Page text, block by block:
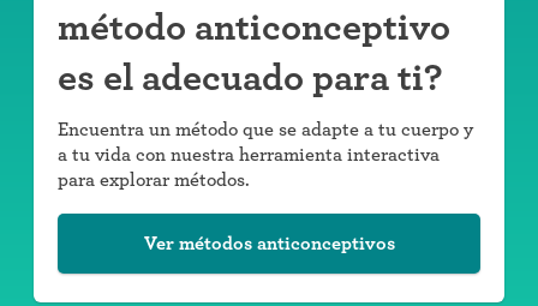
método anticonceptivo
es el adecuado para ti?
Encuentra un método que se adapte a tu cuerpo y
a tu vida con nuestra herramienta interactiva
para explorar métodos.
Ver métodos anticonceptivos